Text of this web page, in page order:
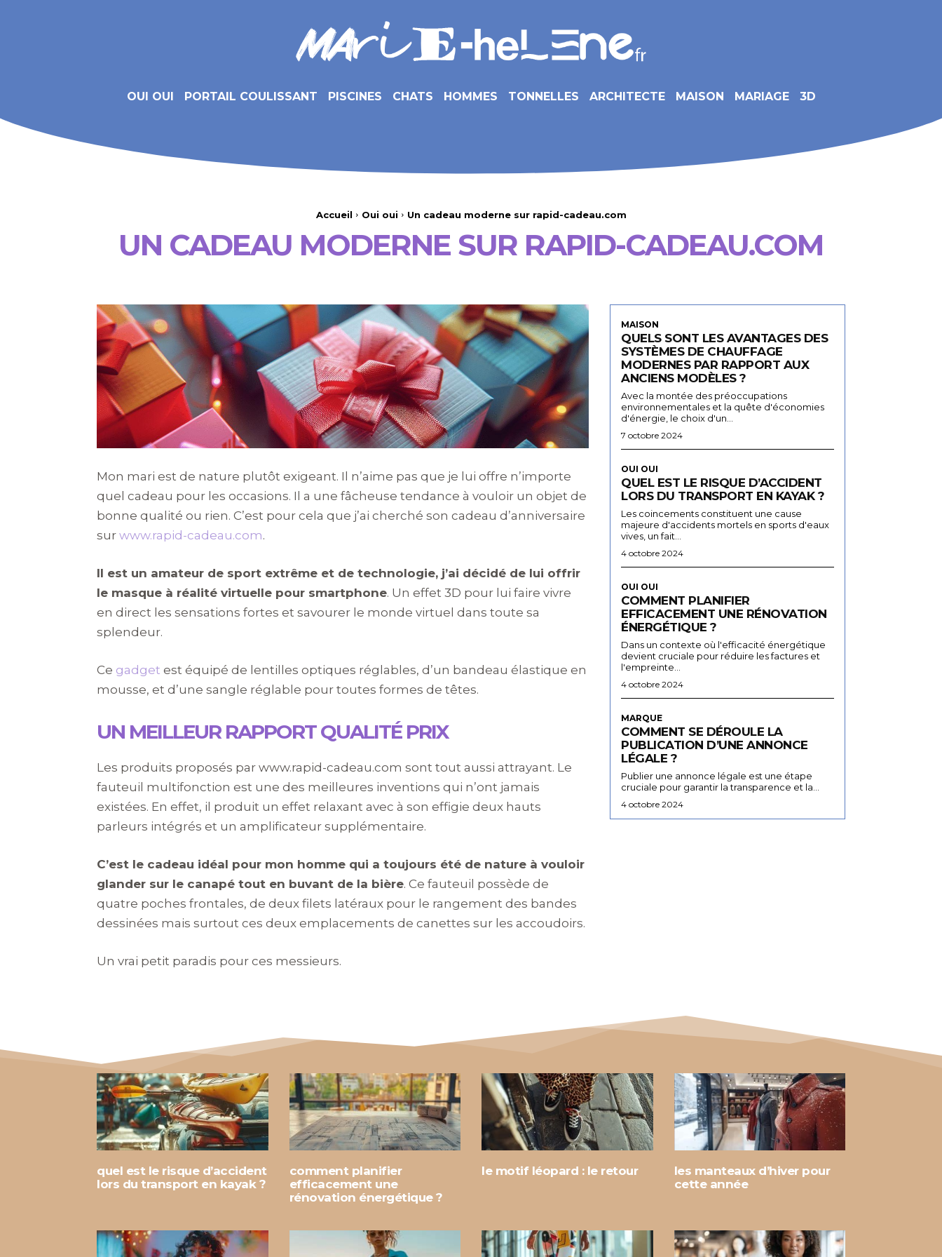
OUI OUI PORTAIL COULISSANT PISCINES CHATS HOMMES TONNELLES ARCHITECTE MAISON MARIAGE 3D
Accueil Oui oui Un cadeau moderne sur rapid-cadeau.com
UN CADEAU MODERNE SUR RAPID-CADEAU.COM
Mon mari est de nature plutôt exigeant. Il n’aime pas que je lui offre n’importe
quel cadeau pour les occasions. Il a une fâcheuse tendance à vouloir un objet de
bonne qualité ou rien. C’est pour cela que j’ai cherché son cadeau d’anniversaire
sur www.rapid-cadeau.com.
Il est un amateur de sport extrême et de technologie, j’ai décidé de lui offrir
le masque à réalité virtuelle pour smartphone. Un effet 3D pour lui faire vivre
en direct les sensations fortes et savourer le monde virtuel dans toute sa
splendeur.
Ce gadget est équipé de lentilles optiques réglables, d’un bandeau élastique en
mousse, et d’une sangle réglable pour toutes formes de têtes.
UN MEILLEUR RAPPORT QUALITÉ PRIX
Les produits proposés par www.rapid-cadeau.com sont tout aussi attrayant. Le
fauteuil multifonction est une des meilleures inventions qui n’ont jamais
existées. En effet, il produit un effet relaxant avec à son effigie deux hauts
parleurs intégrés et un amplificateur supplémentaire.
C’est le cadeau idéal pour mon homme qui a toujours été de nature à vouloir
glander sur le canapé tout en buvant de la bière. Ce fauteuil possède de
quatre poches frontales, de deux filets latéraux pour le rangement des bandes
dessinées mais surtout ces deux emplacements de canettes sur les accoudoirs.
Un vrai petit paradis pour ces messieurs.
MAISON
QUELS SONT LES AVANTAGES DES
SYSTÈMES DE CHAUFFAGE
MODERNES PAR RAPPORT AUX
ANCIENS MODÈLES ?
Avec la montée des préoccupations
environnementales et la quête d'économies
d'énergie, le choix d'un...
7 octobre 2024
OUI OUI
QUEL EST LE RISQUE D’ACCIDENT
LORS DU TRANSPORT EN KAYAK ?
Les coincements constituent une cause
majeure d'accidents mortels en sports d'eaux
vives, un fait...
4 octobre 2024
OUI OUI
COMMENT PLANIFIER
EFFICACEMENT UNE RÉNOVATION
ÉNERGÉTIQUE ?
Dans un contexte où l'efficacité énergétique
devient cruciale pour réduire les factures et
l'empreinte...
4 octobre 2024
MARQUE
COMMENT SE DÉROULE LA
PUBLICATION D’UNE ANNONCE
LÉGALE ?
Publier une annonce légale est une étape
cruciale pour garantir la transparence et la...
4 octobre 2024
quel est le risque d’accident
lors du transport en kayak ?
comment planifier
efficacement une
rénovation énergétique ?
le motif léopard : le retour
les manteaux d’hiver pour
cette année